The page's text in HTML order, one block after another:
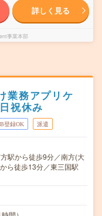
詳しく見る
事業本部
業務アプリケ
祝休み
登録OK 派遣
駅から徒歩9分／南方(大
ら徒歩13分／東三国駅